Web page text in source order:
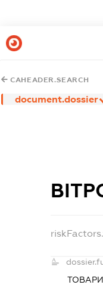
CAHEADER.SEARCH
document.dossier